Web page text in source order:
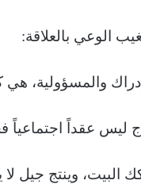
الوعي بالعلاقة:
والمسؤولية، هي
ليس عقداً
البيت، وينتج جيل لا